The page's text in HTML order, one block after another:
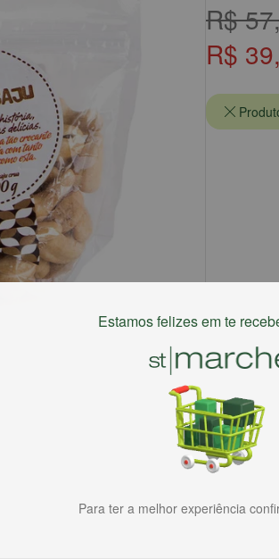
R$
R$
Estamos felizes em te
Para ter a melhor experiência